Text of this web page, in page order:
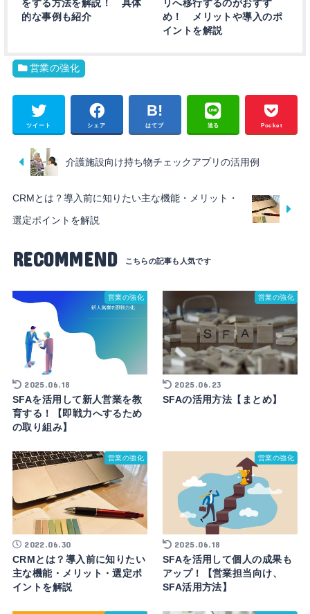
をする方法を解説！ 具体
的な事例も紹介
リへ移行するのがおすす
め！ メリットや導入のポ
イントを解説
営業の強化
ツイート シェア はてブ 送る Pocket
介護施設向け持ち物チェックアプリの活用例
CRMとは？導入前に知りたい主な機能・メリット・
選定ポイントを解説
RECOMMEND
営業の強化
2025.06.18
SFAを活用して新人営業を教
育する！【即戦力へするため
の取り組み】
営業の強化
2025.06.23
SFAの活用方法【まとめ】
営業の強化
2022.06.30
CRMとは？導入前に知りたい
主な機能・メリット・選定ポ
イントを解説
営業の強化
2025.06.18
SFAを活用して個人の成果も
アップ！【営業担当向け、
SFA活用方法】